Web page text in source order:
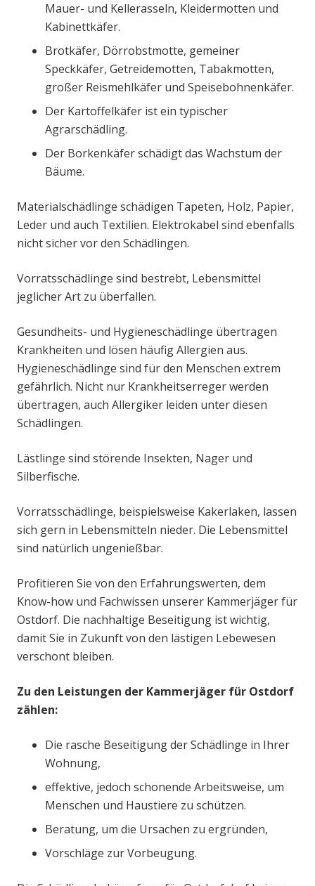
Mauer- und Kellerasseln, Kleidermotten und
Kabinettkäfer.
Brotkäfer, Dörrobstmotte, gemeiner
Speckkäfer, Getreidemotten, Tabakmotten,
großer Reismehlkäfer und Speisebohnenkäfer.
Der Kartoffelkäfer ist ein typischer
Agrarschädling.
Der Borkenkäfer schädigt das Wachstum der
Bäume.
Materialschädlinge schädigen Tapeten, Holz, Papier,
Leder und auch Textilien. Elektrokabel sind ebenfalls
nicht sicher vor den Schädlingen.
Vorratsschädlinge sind bestrebt, Lebensmittel
jeglicher Art zu überfallen.
Gesundheits- und Hygieneschädlinge übertragen
Krankheiten und lösen häufig Allergien aus.
Hygieneschädlinge sind für den Menschen extrem
gefährlich. Nicht nur Krankheitserreger werden
übertragen, auch Allergiker leiden unter diesen
Schädlingen.
Lästlinge sind störende Insekten, Nager und
Silberfische.
Vorratsschädlinge, beispielsweise Kakerlaken, lassen
sich gern in Lebensmitteln nieder. Die Lebensmittel
sind natürlich ungenießbar.
Profitieren Sie von den Erfahrungswerten, dem
Know-how und Fachwissen unserer Kammerjäger für
Ostdorf. Die nachhaltige Beseitigung ist wichtig,
damit Sie in Zukunft von den lästigen Lebewesen
verschont bleiben.
Zu den Leistungen der Kammerjäger für Ostdorf
zählen:
Die rasche Beseitigung der Schädlinge in Ihrer
Wohnung,
effektive, jedoch schonende Arbeitsweise, um
Menschen und Haustiere zu schützen.
Beratung, um die Ursachen zu ergründen,
Vorschläge zur Vorbeugung.